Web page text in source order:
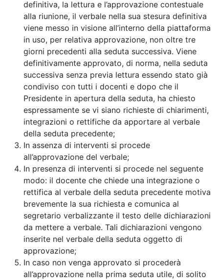
definitiva, la lettura e l’approvazione contestuale
alla riunione, il verbale nella sua stesura definitiva
viene messo in visione all’interno della piattaforma
in uso, per relativa approvazione, non oltre tre
giorni precedenti alla seduta successiva. Viene
definitivamente approvato, di norma, nella seduta
successiva senza previa lettura essendo stato già
condiviso con tutti i docenti e dopo che il
Presidente in apertura della seduta, ha chiesto
espressamente se vi siano richieste di chiarimenti,
integrazioni o rettifiche da apportare al verbale
della seduta precedente;
In assenza di interventi si procede
all’approvazione del verbale;
In presenza di interventi si procede nel seguente
modo: il docente che chiede una integrazione o
rettifica al verbale della seduta precedente motiva
brevemente la sua richiesta e comunica al
segretario verbalizzante il testo delle dichiarazioni
da mettere a verbale. Tali dichiarazioni vengono
inserite nel verbale della seduta oggetto di
approvazione;
In caso non venga approvato si procederà
all’approvazione nella prima seduta utile, di solito